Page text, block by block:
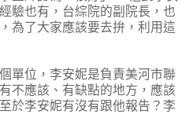
驗也有，台綜院的副院長，也
為了大家應該要去拚，利用這
單位，李安妮是負責美河市聯
不應該、有缺點的地方，應該
於李安妮有沒有跟他報告？李